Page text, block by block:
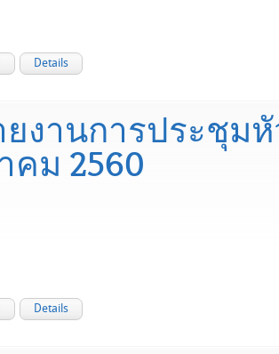
Details
ยงานการประชุม
คม 2560
Details